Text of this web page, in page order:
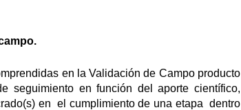
en la Validación de Campo producto
seguimiento en función del aporte científico,
en el cumplimiento de una etapa dentro